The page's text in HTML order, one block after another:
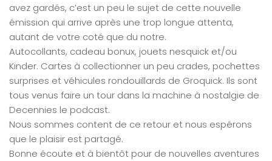
avez gardés, c’est un peu le sujet de cette nouvelle
émission qui arrive après une trop longue attenta,
autant de votre coté que du notre.
Autocollants, cadeau bonux, jouets nesquick et/ou
Kinder. Cartes à collectionner un peu crades, pochettes
surprises et véhicules rondouillards de Groquick. Ils sont
tous venus faire un tour dans la machine à nostalgie de
Decennies le podcast.
Nous sommes content de ce retour et nous espérons
que le plaisir est partagé.
Bonne écoute et à bientôt pour de nouvelles aventures